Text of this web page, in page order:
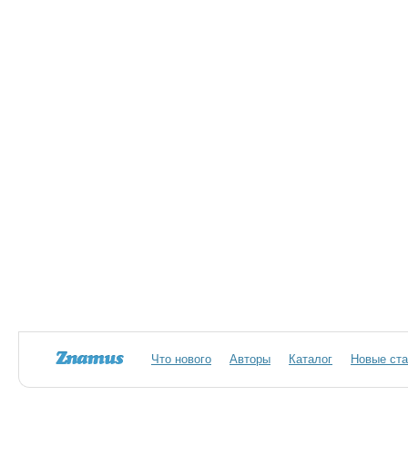
Что нового Авторы Каталог Новые